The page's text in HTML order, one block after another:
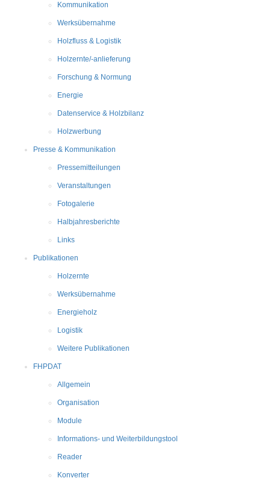
Kommunikation
Werksübernahme
Holzfluss & Logistik
Holzernte/-anlieferung
Forschung & Normung
Energie
Datenservice & Holzbilanz
Holzwerbung
Presse & Kommunikation
Pressemitteilungen
Veranstaltungen
Fotogalerie
Halbjahresberichte
Links
Publikationen
Holzernte
Werksübernahme
Energieholz
Logistik
Weitere Publikationen
FHPDAT
Allgemein
Organisation
Module
Informations- und Weiterbildungstool
Reader
Konverter